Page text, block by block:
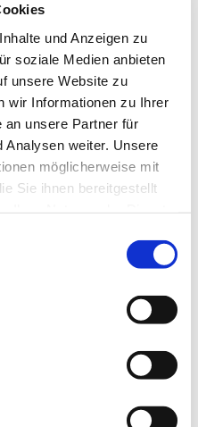
und Anzeigen zu
soziale Medien anbieten
unsere Website zu
wir Informationen zu Ihrer
an unsere Partner für
Analysen weiter. Unsere
möglicherweise mit
Sie ihnen bereitgestellt
interessieren